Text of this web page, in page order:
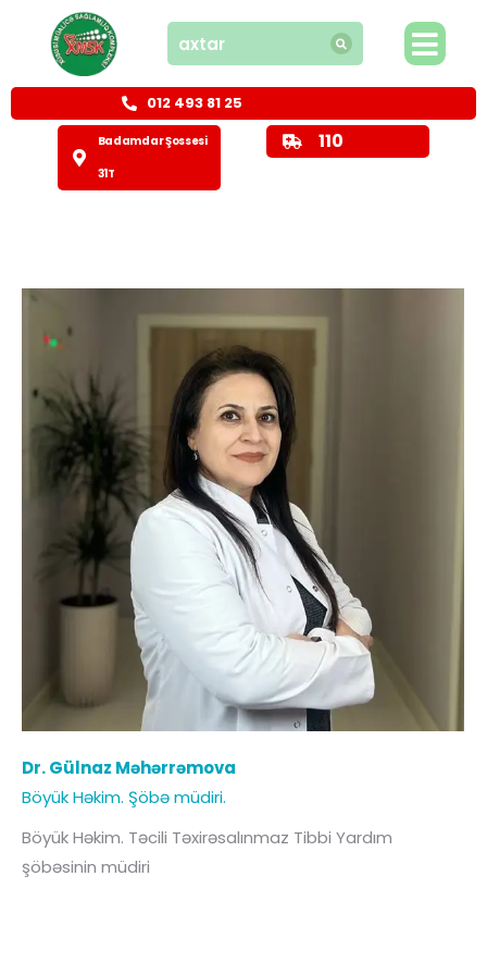
012 493 81 25
Badamdar Şossesi
31T
110
Dr. Gülnaz Məhərrəmova
Böyük Həkim . Şöbə müdiri.
Böyük Həkim. Təcili Təxirəsalınmaz Tibbi Yardım
şöbəsinin müdiri